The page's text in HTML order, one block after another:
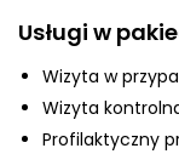
+48 790 277 277
O nas
Usługi w
Wizyta w
Wizyta
Profilaktyczny